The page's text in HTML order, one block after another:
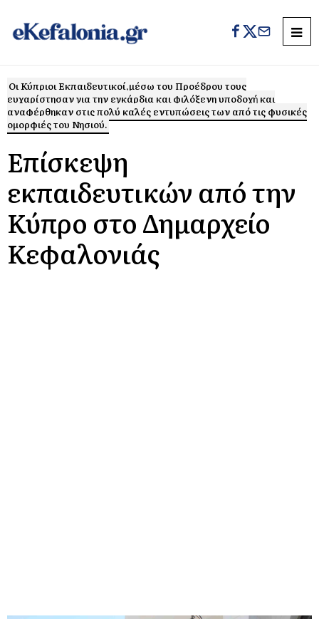
Οι Κύπριοι Εκπαιδευτικοί,μέσω του Προέδρου τους
ευχαρίστησαν για την εγκάρδια και φιλόξενη υποδοχή και
αναφέρθηκαν στις πολύ καλές εντυπώσεις των από τις φυσικές
ομορφιές του Νησιού.
Επίσκεψη
εκπαιδευτικών από την
Κύπρο στο Δημαρχείο
Κεφαλονιάς